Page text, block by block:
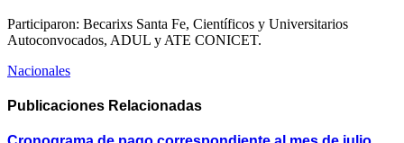
Participaron: Becarixs Santa Fe, Científicos y Universitarios
Autoconvocados, ADUL y ATE CONICET.
Nacionales
Publicaciones Relacionadas